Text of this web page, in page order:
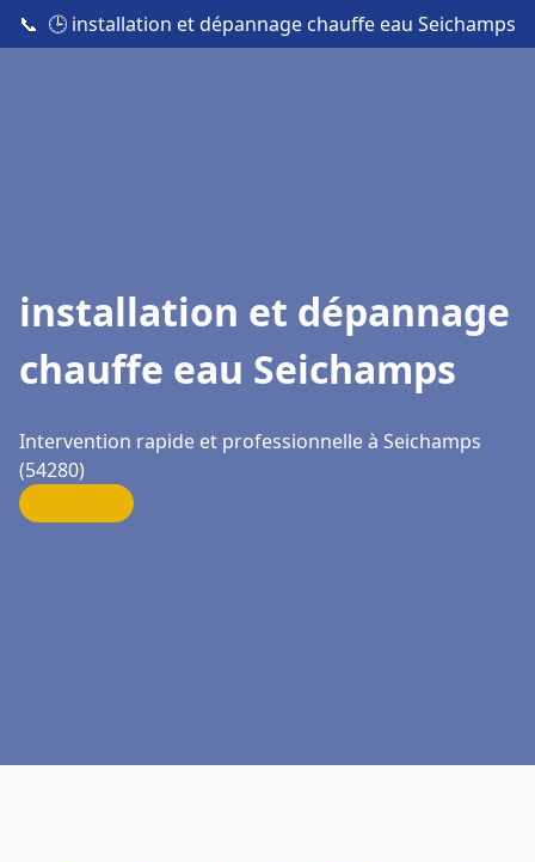
📞 🕒 installation et dépannage chauffe eau Seichamps
installation et dépannage
chauffe eau Seichamps
Intervention rapide et professionnelle à Seichamps
(54280)